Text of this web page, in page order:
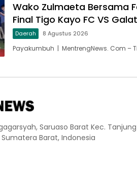
Wako Zulmaeta Bersama
Final Tigo Kayo FC VS
Daerah 8 Agustus 2026
Payakumbuh | MentrengNews. Com –
Saruaso Barat Kec.
Barat, Indonesia